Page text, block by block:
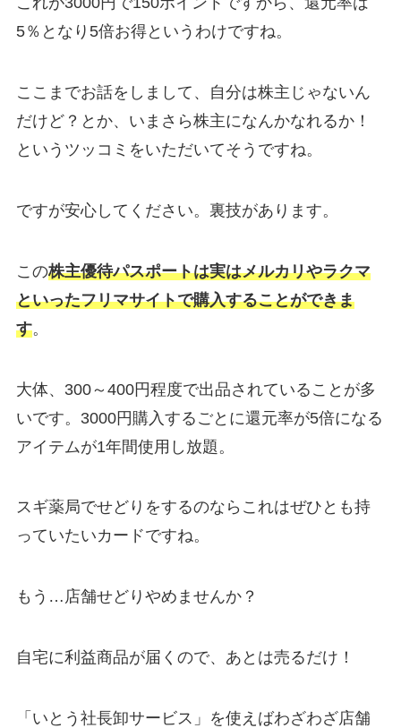
5％となり5倍お得というわけですね。
ここまでお話をしまして、自分は株主じゃないん
だけど？とか、いまさら株主になんかなれるか！
というツッコミをいただいてそうですね。
ですが安心してください。裏技があります。
この株主優待パスポートは実はメルカリやラクマ
といったフリマサイトで購入することができま
す。
大体、300～400円程度で出品されていることが多
いです。3000円購入するごとに還元率が5倍になる
アイテムが1年間使用し放題。
スギ薬局でせどりをするのならこれはぜひとも持
っていたいカードですね。
もう…店舗せどりやめませんか？
自宅に利益商品が届くので、あとは売るだけ！
「いとう社長卸サービス」を使えばわざわざ店舗